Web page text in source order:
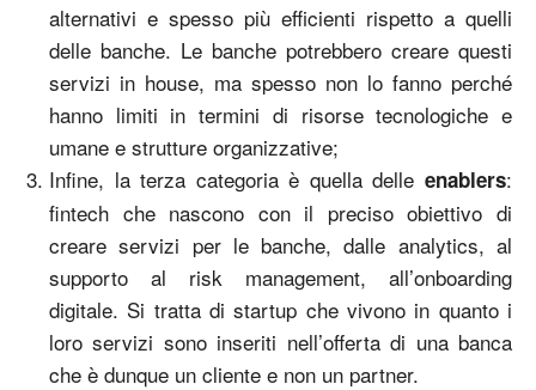
alternativi e spesso più efficienti rispetto a quelli
delle banche. Le banche potrebbero creare questi
servizi in house, ma spesso non lo fanno perché
hanno limiti in termini di risorse tecnologiche e
umane e strutture organizzative;
Infine, la terza categoria è quella delle enablers:
fintech che nascono con il preciso obiettivo di
creare servizi per le banche, dalle analytics, al
supporto al risk management, all’onboarding
digitale. Si tratta di startup che vivono in quanto i
loro servizi sono inseriti nell’offerta di una banca
che è dunque un cliente e non un partner.